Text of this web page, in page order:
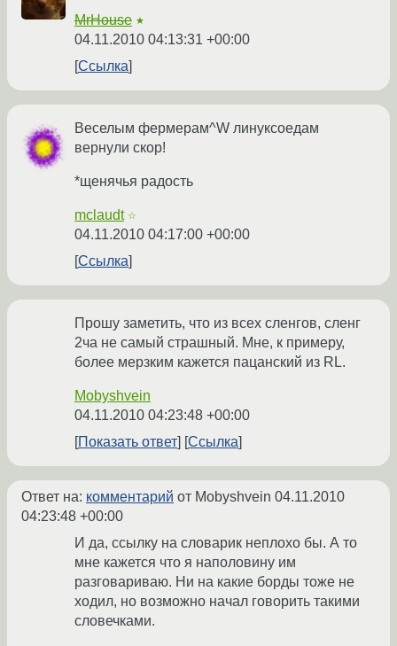
MrHouse ★
04.11.2010 04:13:31 +00:00
Ссылка
Веселым фермерам^W линуксоедам
вернули скор!
*щенячья радость
mclaudt ☆
04.11.2010 04:17:00 +00:00
Ссылка
Прошу заметить, что из всех сленгов, сленг
2ча не самый страшный. Мне, к примеру,
более мерзким кажется пацанский из RL.
Mobyshvein
04.11.2010 04:23:48 +00:00
Показать ответ
Ссылка
Ответ на: комментарий от Mobyshvein 04.11.2010
04:23:48 +00:00
И да, ссылку на словарик неплохо бы. А то
мне кажется что я наполовину им
разговариваю. Ни на какие борды тоже не
ходил, но возможно начал говорить такими
словечками.